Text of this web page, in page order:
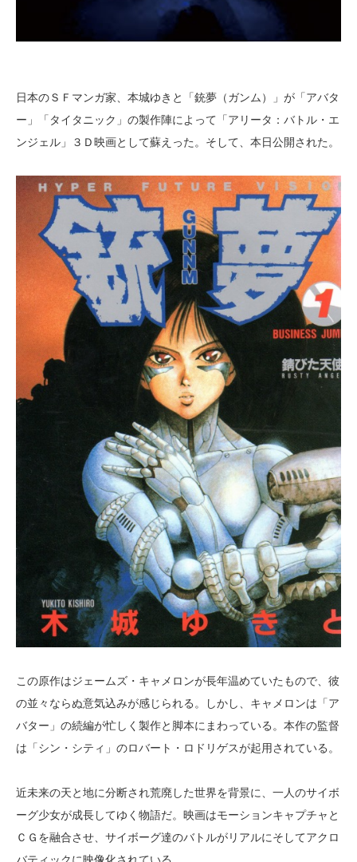
日本のＳＦマンガ家、本城ゆきと「銃夢（ガンム）」が「アバタ
ー」「タイタニック」の製作陣によって「アリータ：バトル・エ
ンジェル」３Ｄ映画として蘇えった。そして、本日公開された。
この原作はジェームズ・キャメロンが長年温めていたもので、彼
の並々ならぬ意気込みが感じられる。しかし、キャメロンは「ア
バター」の続編が忙しく製作と脚本にまわっている。本作の監督
は「シン・シティ」のロバート・ロドリゲスが起用されている。
近未来の天と地に分断され荒廃した世界を背景に、一人のサイボ
ーグ少女が成長してゆく物語だ。映画はモーションキャプチャと
ＣＧを融合させ、サイボーグ達のバトルがリアルにそしてアクロ